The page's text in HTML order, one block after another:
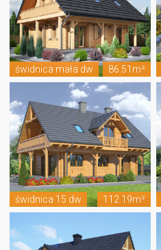
świdnica mała dw 86.51m²
świdnica 15 dw 112.19m²